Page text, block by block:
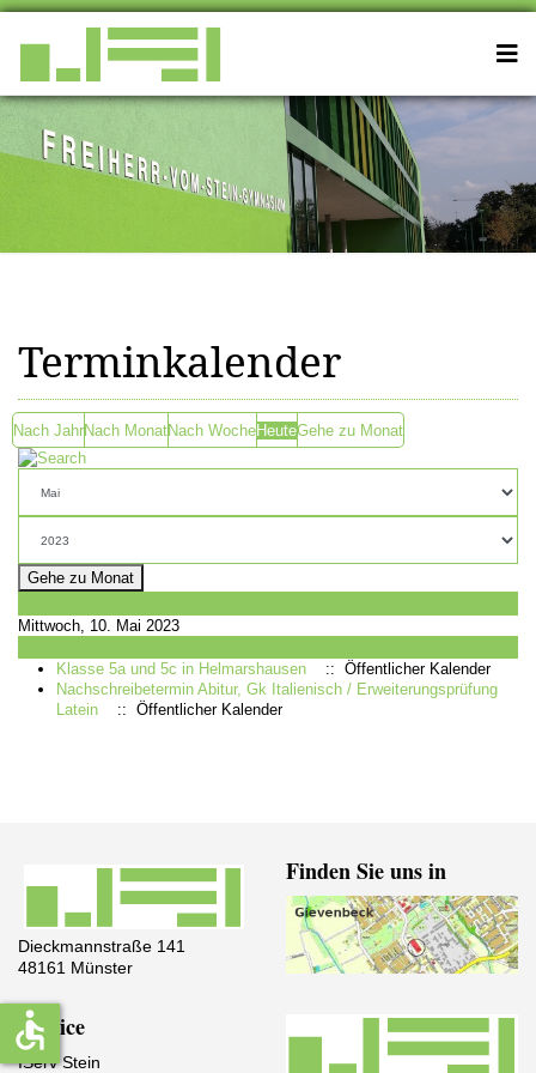
Terminkalender
Nach JahrNach MonatNach WocheHeuteGehe zu Monat
Gehe zu Monat
Mittwoch, 10. Mai 2023
Klasse 5a und 5c in Helmarshausen
:: Öffentlicher Kalender
Nachschreibetermin Abitur, Gk Italienisch / Erweiterungsprüfung
Latein
:: Öffentlicher Kalender
Dieckmannstraße 141
48161 Münster
Finden Sie uns in
Service
IServ Stein
accessible